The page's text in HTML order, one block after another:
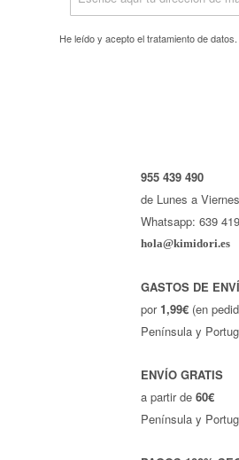
He leído y acepto eltratamiento de datos.
955 439 490
de Lunes a
Whatsapp: 639
hola@kimidori.es
GASTOS DE
por 1,99€ (en
Península y
ENVÍO GRATIS
a partir de60€
Península y